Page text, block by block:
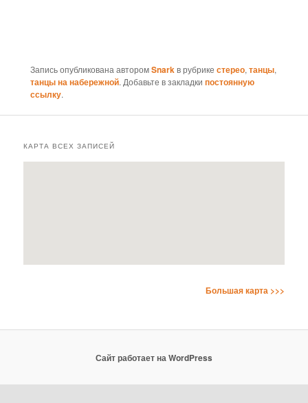
Запись опубликована авторомSnark в рубрике стерео, танцы,
танцы на набережной. Добавьте в закладки постоянную
ссылку.
КАРТА ВСЕХ ЗАПИСЕЙ
Большая карта >>>
Сайт работает на WordPress